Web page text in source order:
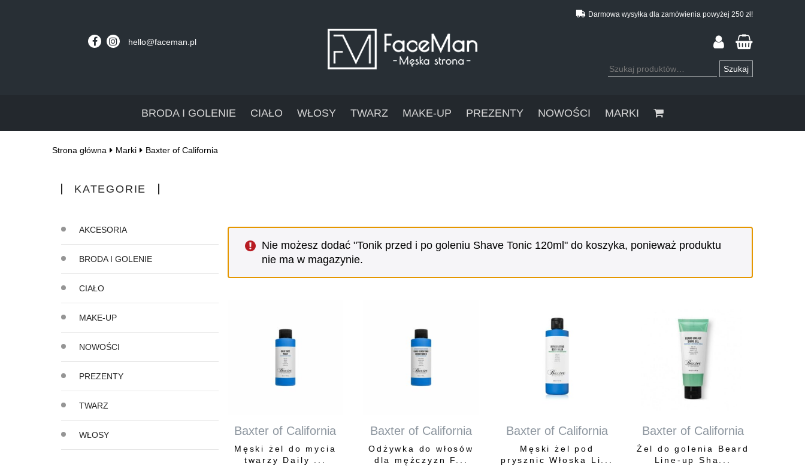
Darmowa wysyłka dla zamówienia powyżej 250 zł!
hello@faceman.pl
Szukaj: Szukaj
BRODA I GOLENIE CIAŁO WŁOSY TWARZ MAKE-UP PREZENTY NOWOŚCI MARKI
Strona główna Marki Baxter of California
KATEGORIE
AKCESORIA
BRODA I GOLENIE
CIAŁO
MAKE-UP
NOWOŚCI
PREZENTY
TWARZ
WŁOSY
Nie możesz dodać "Tonik przed i po goleniu Shave Tonic 120ml" do koszyka, ponieważ produktu
nie ma w magazynie.
Baxter of California
Męski żel do mycia
twarzy Daily ...
Baxter of California
Odżywka do włosów
dla mężczyzn F...
Baxter of California
Męski żel pod
prysznic Włoska Li...
Baxter of California
Żel do golenia Beard
Line-up Sha...